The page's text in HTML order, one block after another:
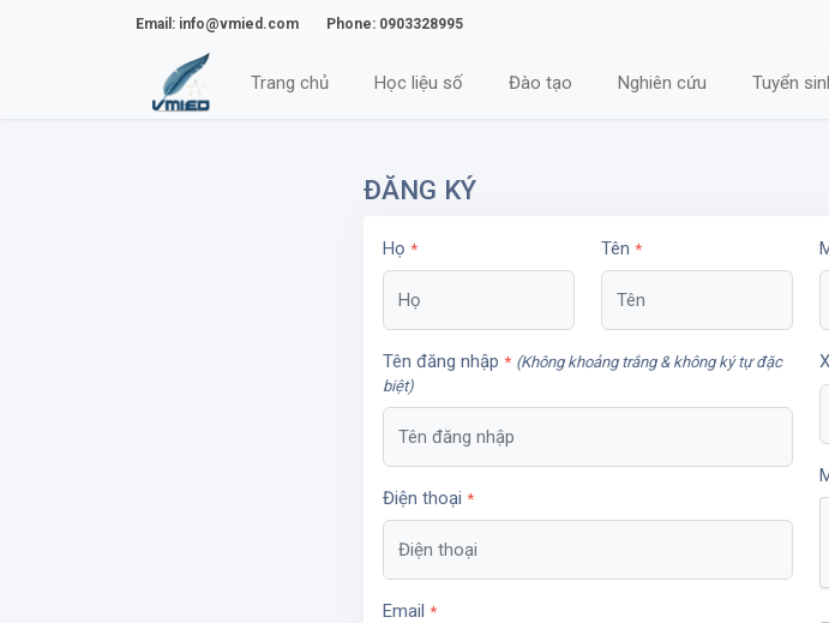
Email: info@vmied.com Phone: 0903328995
Trang chủ Học liệu số Đào tạo Nghiên cứu Tuyển
ĐĂNG KÝ
Họ* Tên*
Tên đăng nhập* (Không khoảng trắng & không ký tự đặc
biệt)
Điện thoại*
Email*